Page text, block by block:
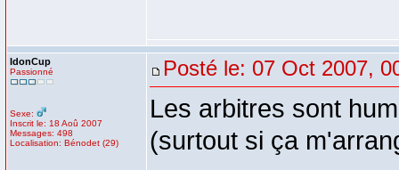
IdonCup
Passionné
Sexe:
Inscrit le: 18 Aoû 2007
Messages: 498
Localisation: Bénodet (29)
Posté le: 07 Oct 2007,
Les arbitres sont
(surtout si ça